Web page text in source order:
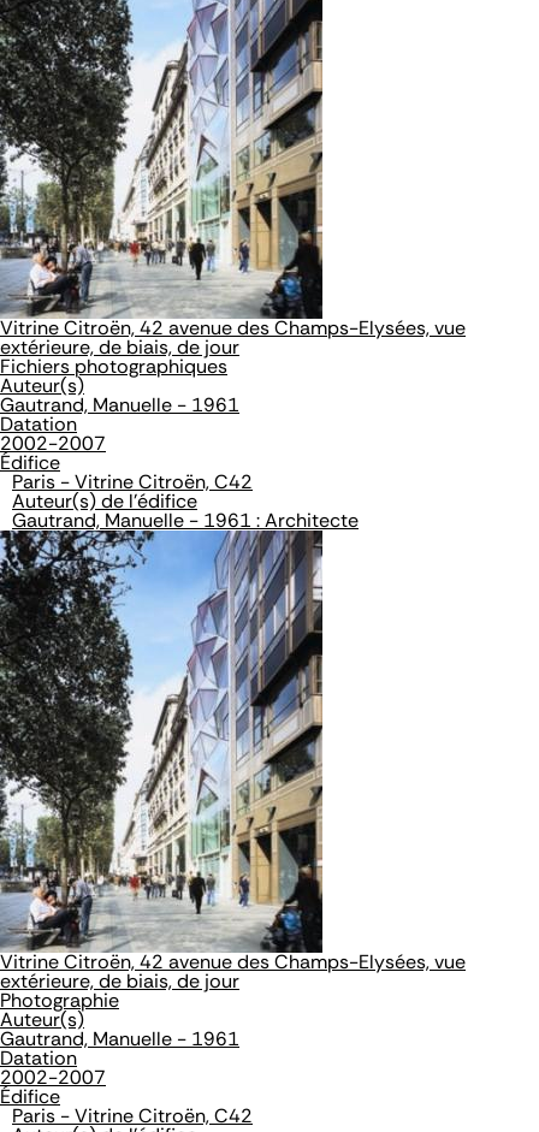
Vitrine Citroën, 42 avenue des Champs-Elysées, vue
extérieure, de biais, de jour
Fichiers photographiques
Auteur(s)
Gautrand, Manuelle - 1961
Datation
2002-2007
Édifice
Paris - Vitrine Citroën, C42
Auteur(s) de l'édifice
Gautrand, Manuelle - 1961 : Architecte
Vitrine Citroën, 42 avenue des Champs-Elysées, vue
extérieure, de biais, de jour
Photographie
Auteur(s)
Gautrand, Manuelle - 1961
Datation
2002-2007
Édifice
Paris - Vitrine Citroën, C42